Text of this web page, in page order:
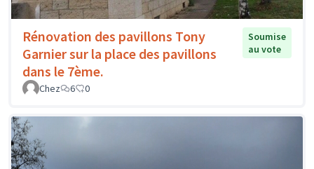
Rénovation des pavillons Tony
Garnier sur la place des pavillons
dans le 7ème.
Soumise
au vote
Chez 6 0